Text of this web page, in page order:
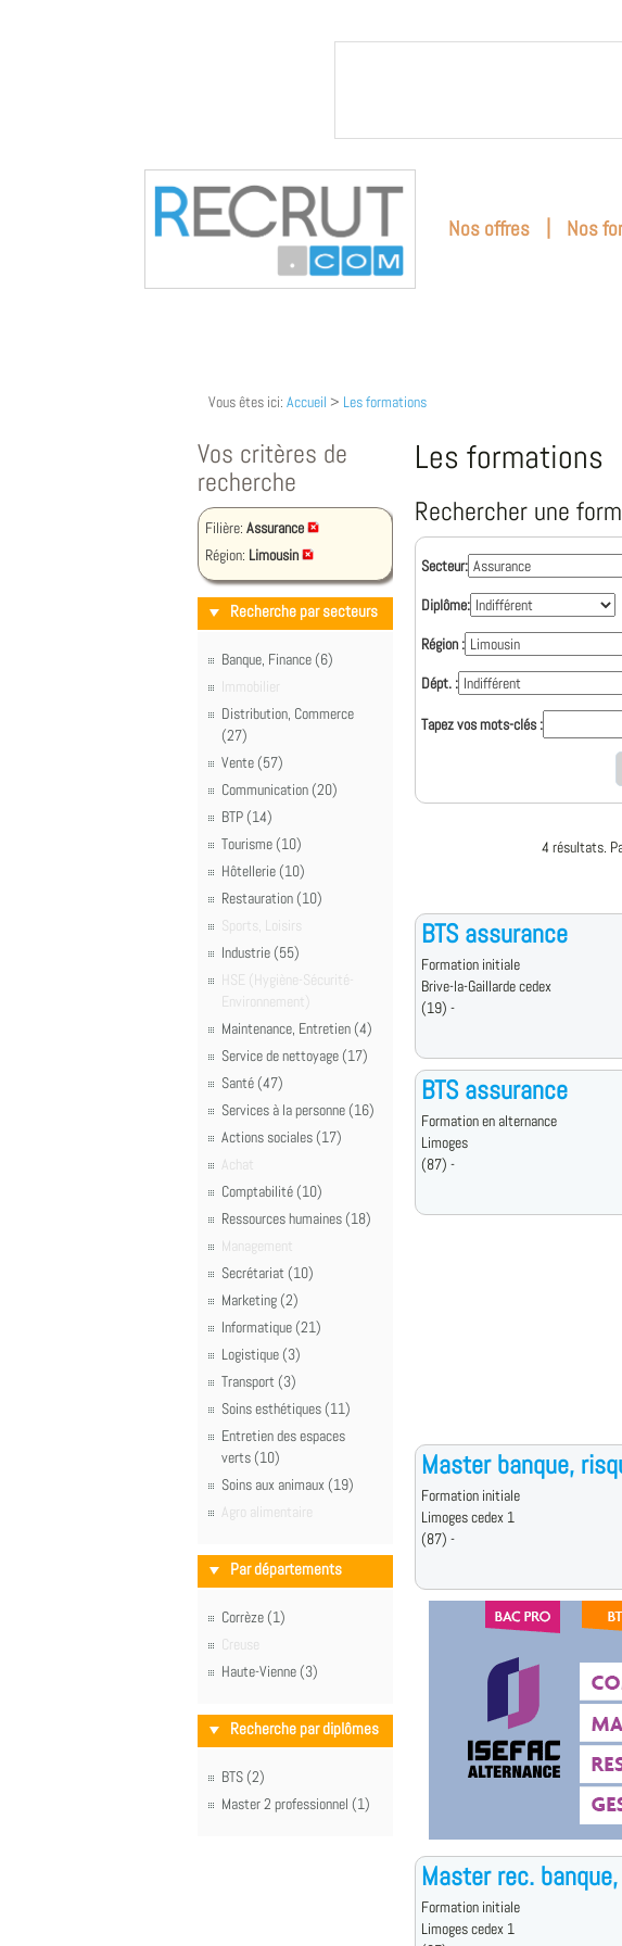
Nos offres | Nos
Vous êtes ici: Accueil > Les formations
Vos critères de
recherche
Filière: Assurance
Région: Limousin
Recherche par secteurs
Banque, Finance (6)
Immobilier
Distribution, Commerce
(27)
Vente (57)
Communication (20)
BTP (14)
Tourisme (10)
Hôtellerie (10)
Restauration (10)
Sports, Loisirs
Industrie (55)
HSE (Hygiène-Sécurité-
Environnement)
Maintenance, Entretien (4)
Service de nettoyage (17)
Santé (47)
Services à la personne (16)
Actions sociales (17)
Achat
Comptabilité (10)
Ressources humaines (18)
Management
Secrétariat (10)
Marketing (2)
Informatique (21)
Logistique (3)
Transport (3)
Soins esthétiques (11)
Entretien des espaces
verts (10)
Soins aux animaux (19)
Agro alimentaire
Par départements
Corrèze (1)
Creuse
Haute-Vienne (3)
Recherche par diplômes
BTS (2)
Master 2 professionnel (1)
Les formations
Rechercher une
Secteur:
Diplôme:
Région :
Dépt. :
Tapez vos mots-clés :
4 résultats.
BTS assurance
Formation initiale
Brive-la-Gaillarde cedex
(19) -
BTS assurance
Formation en alternance
Limoges
(87) -
Master banque,
Formation initiale
Limoges cedex 1
(87) -
Master rec.
Formation initiale
Limoges cedex 1